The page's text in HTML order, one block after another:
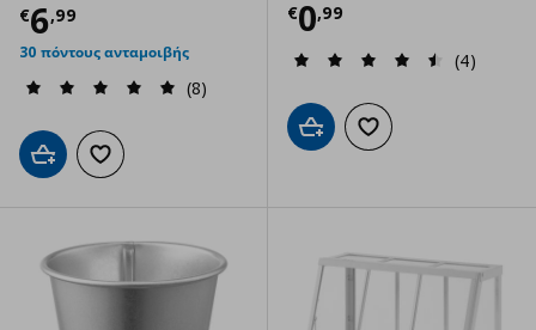
€6,99
Τρέχουσα τιμή € 6,99
30 πόντους ανταμοιβής
(8)
Προσθήκη στο καλάθι
Προσθήκη στα αγαπημένα
€0,99
Τρέχουσα
(4)
Προσθήκη στο καλάθι
Προσθήκη στα